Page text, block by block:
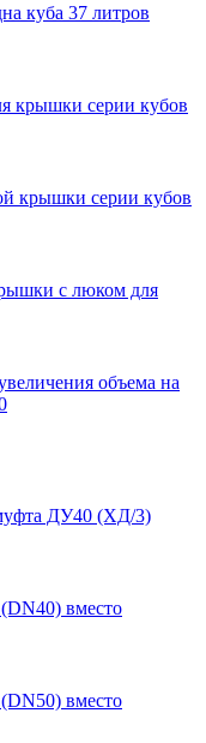
куба 37 литров
крышки серии кубов
крышки серии кубов
с люком для
объема на
ДУ40 (ХД/3)
вместо
вместо